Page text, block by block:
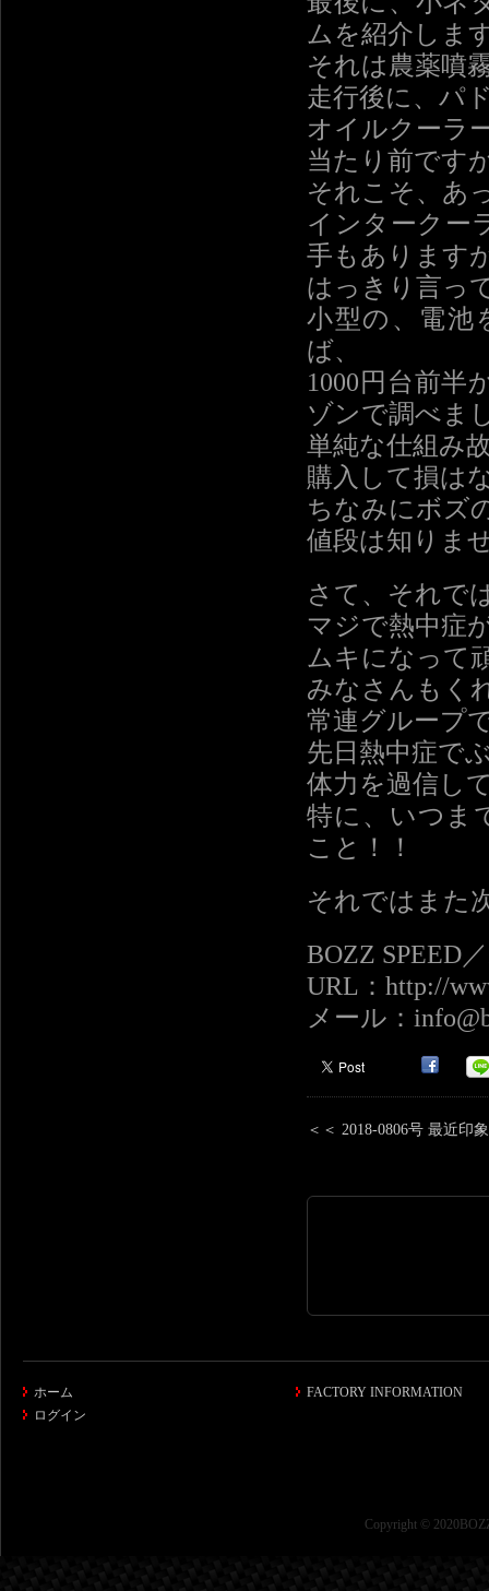
ムを紹介しま
それは農薬噴
走行後に、パ
オイルクーラ
当たり前です
それこそ、あ
インタークー
手もあります
はっきり言っ
小型の、電池
ば、
1000円台前半
ゾンで調べま
単純な仕組み
購入して損は
ちなみにボズ
値段は知りま
さて、それで
マジで熱中症
ムキになって
みなさんもく
常連グループ
先日熱中症で
体力を過信し
特に、いつま
こと！！
それではまた
BOZZ SPEED
URL：http://
メール：
＜＜ 2018-0806号 最近印
ホーム
ログイン
FACTORY INFORMATION
Copyright ©